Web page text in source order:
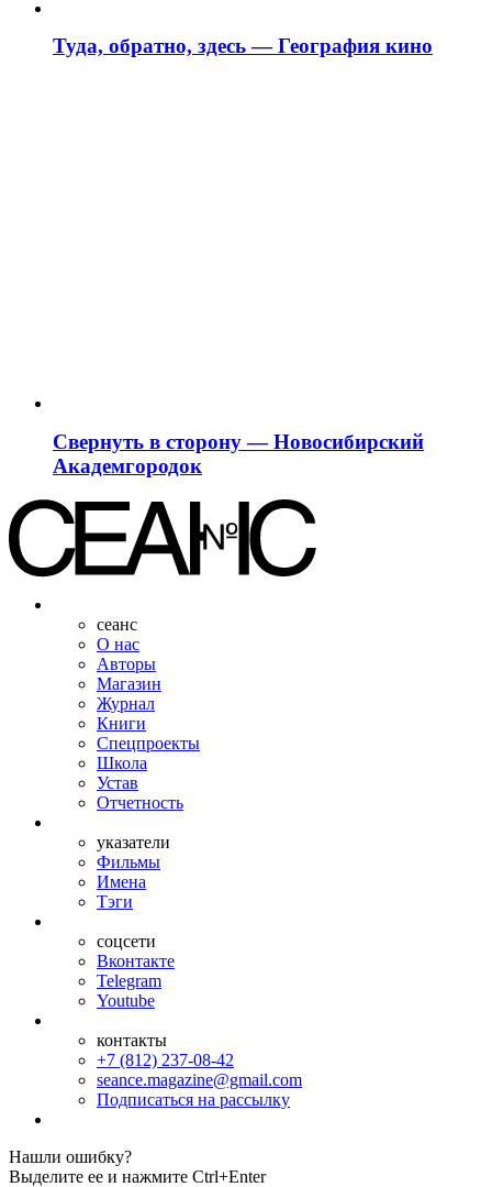
Туда, обратно, здесь — География кино
Свернуть в сторону — Новосибирский
Академгородок
сеанс
О нас
Авторы
Магазин
Журнал
Книги
Спецпроекты
Школа
Устав
Отчетность
указатели
Фильмы
Имена
Тэги
соцсети
Вконтакте
Telegram
Youtube
контакты
+7 (812) 237-08-42
seance.magazine@gmail.com
Подписаться на рассылку
Нашли ошибку?
Выделите ее и нажмите Ctrl+Enter